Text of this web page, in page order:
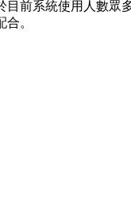
目前系統使用人數眾
。